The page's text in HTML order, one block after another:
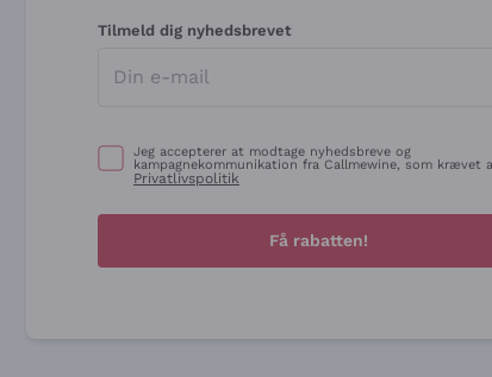
Tilmeld dig nyhedsbrevet
Jeg accepterer at modtage nyhedsbreve og
kampagnekommunikation fra Callmewine, som krævet
Privatlivspolitik
Få rabatten!